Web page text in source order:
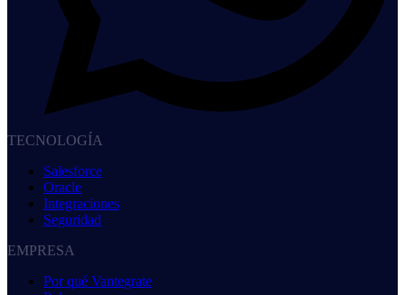
TECNOLOGÍA
Salesforce
Oracle
Integraciones
Seguridad
EMPRESA
Por qué Vantegrate